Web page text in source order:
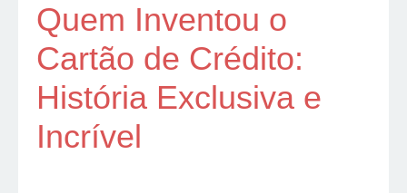
Quem Inventou o
Cartão de Crédito:
História Exclusiva e
Incrível